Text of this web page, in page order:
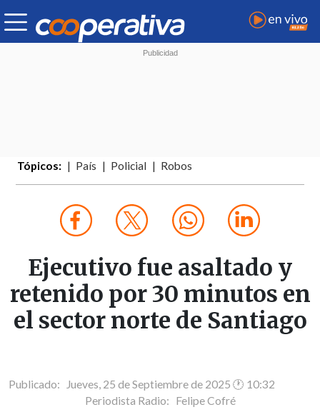
Tópicos: País Policial Robos
Ejecutivo fue asaltado y
retenido por 30 minutos en
el sector norte de Santiago
Publicado: Jueves, 25 de Septiembre de 2025 🕐 10:32
Periodista Radio: Felipe Cofré